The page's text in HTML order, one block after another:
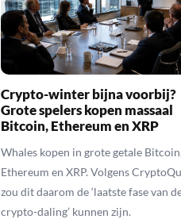
Crypto-winter bijna voorbij?
Grote spelers kopen massaal
Bitcoin, Ethereum en XRP
Whales kopen in grote getale Bitcoin,
Ethereum en XRP. Volgens
zou dit daarom de ‘laatste fase van
crypto-daling’ kunnen zijn.